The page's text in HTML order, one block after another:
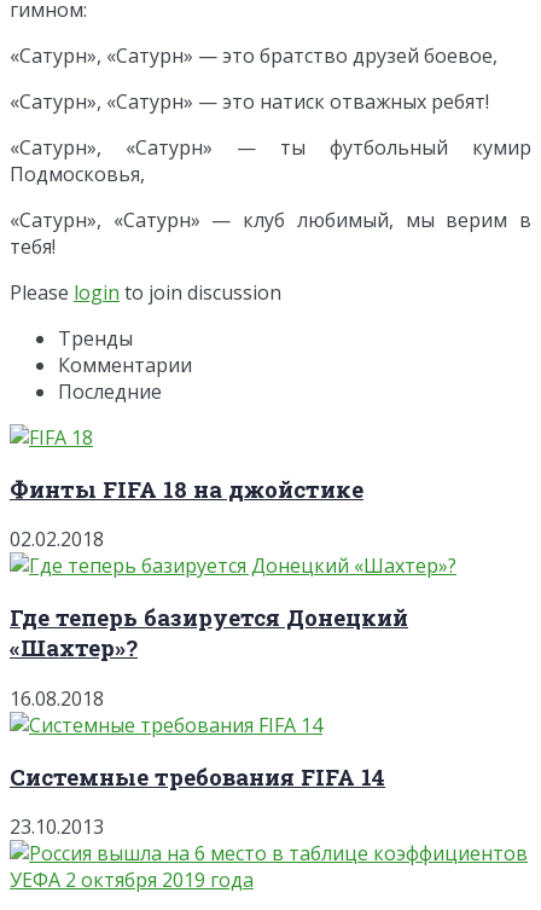
гимном:
«Сатурн», «Сатурн» — это братство друзей боевое,
«Сатурн», «Сатурн» — это натиск отважных ребят!
«Сатурн», «Сатурн» — ты футбольный кумир
Подмосковья,
«Сатурн», «Сатурн» — клуб любимый, мы верим в
тебя!
Please login to join discussion
Тренды
Комментарии
Последние
Финты FIFA 18 на джойстике
02.02.2018
Где теперь базируется Донецкий
«Шахтер»?
16.08.2018
Системные требования FIFA 14
23.10.2013